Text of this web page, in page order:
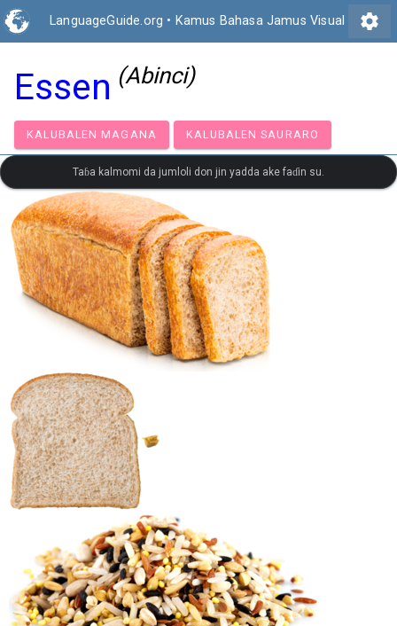
LanguageGuide.org • Kamus Bahasa Jamus Visual settings
Essen (Abinci)
KALUBALEN MAGANA KALUBALEN SAURARO
Taɓa kalmomi da jumloli don jin yadda ake faɗin su.